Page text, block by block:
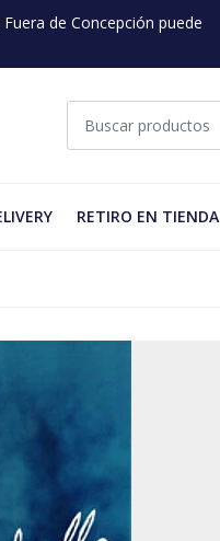
de Concepción puede
RETIRO EN TIENDA